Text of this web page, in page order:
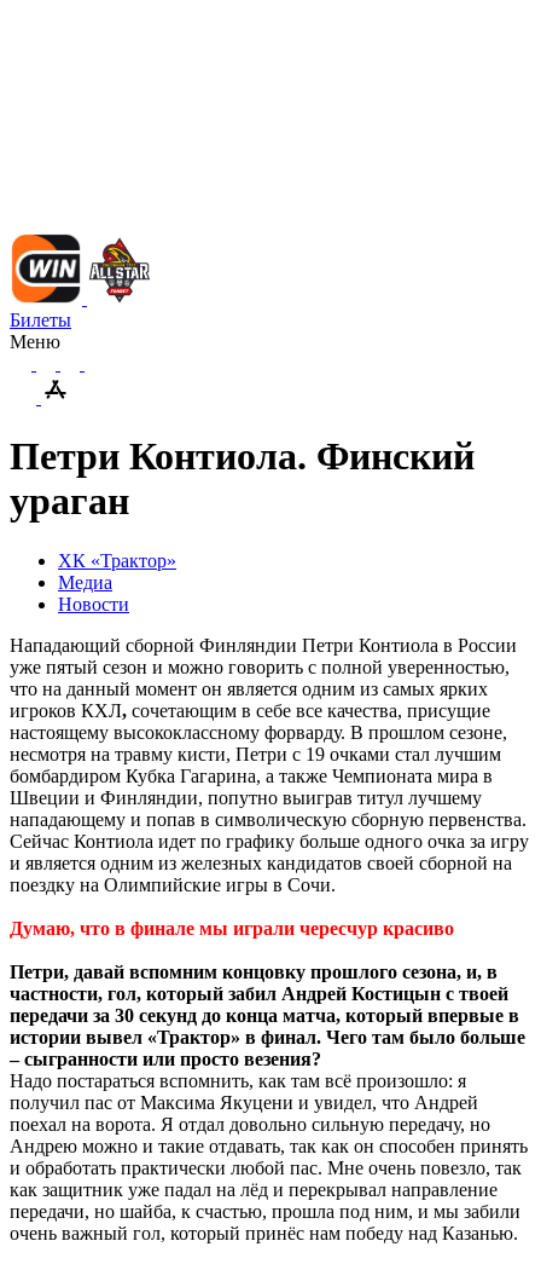
Билеты
Меню
Петри Контиола. Финский
ураган
ХК «Трактор»
Медиа
Новости
Нападающий сборной Финляндии Петри Контиола в России
уже пятый сезон и можно говорить с полной уверенностью,
что на данный момент он является одним из самых ярких
игроков КХЛ, сочетающим в себе все качества, присущие
настоящему высококлассному форварду. В прошлом сезоне,
несмотря на травму кисти, Петри с 19 очками стал лучшим
бомбардиром Кубка Гагарина, а также Чемпионата мира в
Швеции и Финляндии, попутно выиграв титул лучшему
нападающему и попав в символическую сборную первенства.
Сейчас Контиола идет по графику больше одного очка за игру
и является одним из железных кандидатов своей сборной на
поездку на Олимпийские игры в Сочи.
Думаю, что в финале мы играли чересчур красиво
Петри, давай вспомним концовку прошлого сезона, и, в
частности, гол, который забил Андрей Костицын с твоей
передачи за 30 секунд до конца матча, который впервые в
истории вывел «Трактор» в финал. Чего там было больше
– сыгранности или просто везения?
Надо постараться вспомнить, как там всё произошло: я
получил пас от Максима Якуцени и увидел, что Андрей
поехал на ворота. Я отдал довольно сильную передачу, но
Андрею можно и такие отдавать, так как он способен принять
и обработать практически любой пас. Мне очень повезло, так
как защитник уже падал на лёд и перекрывал направление
передачи, но шайба, к счастью, прошла под ним, и мы забили
очень важный гол, который принёс нам победу над Казанью.